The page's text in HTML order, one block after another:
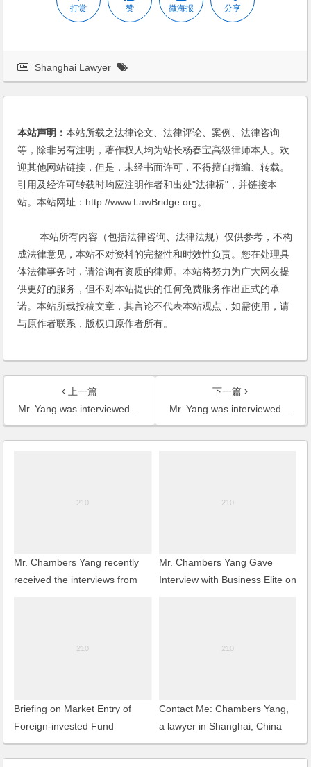
打赏 赞 微海报 分享
Shanghai Lawyer
本站声明：本站所载之法律论文、法律评论、案例、法律咨询
等，除非另有注明，著作权人均为站长杨春宝高级律师本人。欢
迎其他网站链接，但是，未经书面许可，不得擅自摘编、转载。
引用及经许可转载时均应注明作者和出处"法律桥"，并链接本
站。本站网址：http://www.LawBridge.org。
本站所有内容（包括法律咨询、法律法规）仅供参考，不构
成法律意见，本站不对资料的完整性和时效性负责。您在处理具
体法律事务时，请洽询有资质的律师。本站将努力为广大网友提
供更好的服务，但不对本站提供的任何免费服务作出正式的承
诺。本站所载投稿文章，其言论不代表本站观点，如需使用，请
与原作者联系，版权归原作者所有。
上一篇
Mr. Yang was interviewed by China Daily on the reconciliation between French Lacoste and Zhejiang Crocodile
下一篇
Mr. Yang was interviewed by reporters of IT-Times on the legal issues of Monternet
Mr. Chambers Yang recently
received the interviews from
at home and abroad
Mr. Chambers Yang Gave
Interview with Business Elite on
Briefing on Market Entry of
Foreign-invested Fund
Management Company
Contact Me: Chambers Yang,
a lawyer in Shanghai, China